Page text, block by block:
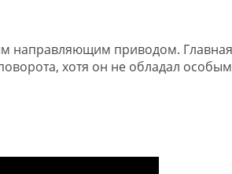
направляющим приводом.
хотя он не обладал